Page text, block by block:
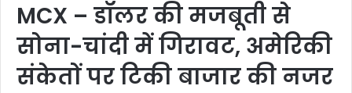
MCX – डॉलर की मजबूती से
सोना-चांदी में गिरावट, अमेरिकी
संकेतों पर टिकी बाजार की नजर